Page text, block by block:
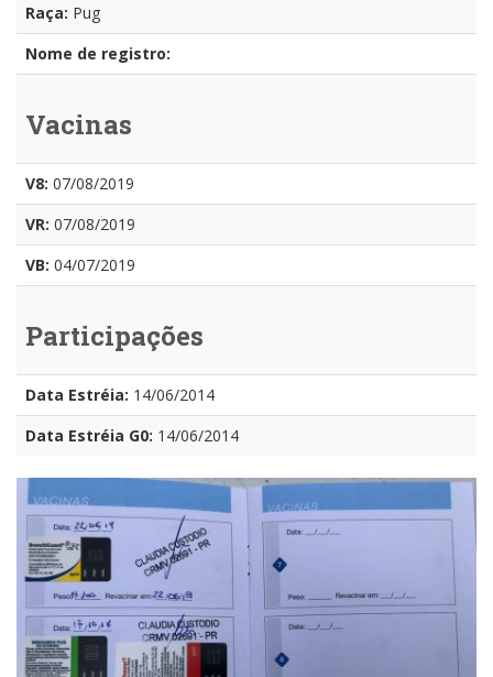
Raça: Pug
Nome de registro:
Vacinas
V8: 07/08/2019
VR: 07/08/2019
VB: 04/07/2019
Participações
Data Estréia: 14/06/2014
Data Estréia G0: 14/06/2014